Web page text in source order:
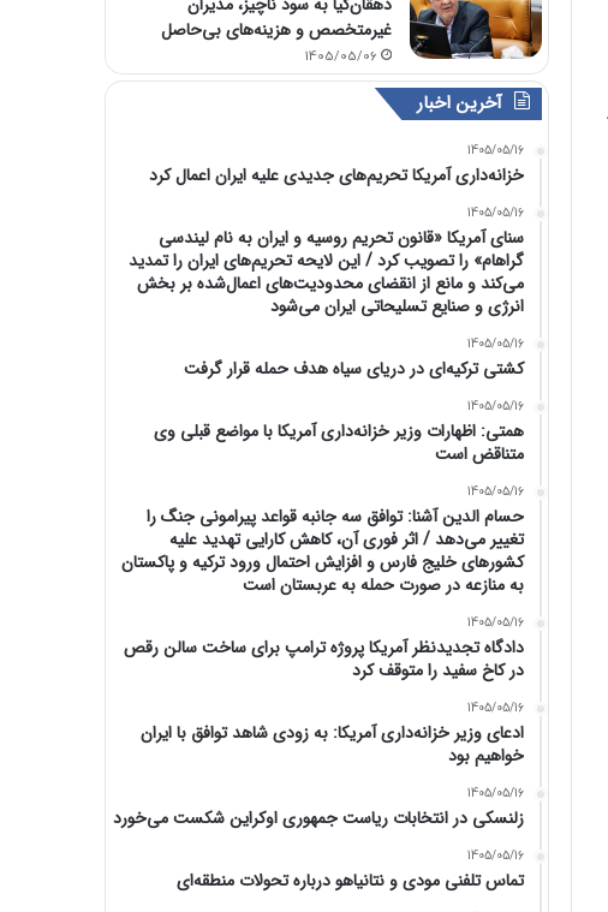
دهقان‌کیا به سود ناچیز، مدیران
غیرمتخصص و هزینه‌های بی‌حاصل
1405/05/06
آخرین اخبار
1405/05/16
خزانه‌داری آمریکا تحریم‌های جدیدی علیه ایران اعمال کرد
1405/05/16
سنای آمریکا «قانون تحریم روسیه و ایران به نام لیندسی
گراهام» را تصویب کرد / این لایحه تحریم‌های ایران را تمدید
می‌کند و مانع از انقضای محدودیت‌های اعمال‌شده بر بخش
انرژی و صنایع تسلیحاتی ایران می‌شود
1405/05/16
کشتی ترکیه‌ای در دریای سیاه هدف حمله قرار گرفت
1405/05/16
همتی: اظهارات وزیر خزانه‌داری آمریکا با مواضع قبلی وی
متناقض است
1405/05/16
حسام الدین آشنا: توافق سه جانبه قواعد پیرامونی جنگ را
تغییر می‌دهد / اثر فوری آن، کاهش کارایی تهدید علیه
کشور‌های خلیج فارس و افزایش احتمال ورود ترکیه و پاکستان
به منازعه در صورت حمله به عربستان است
1405/05/16
دادگاه تجدیدنظر آمریکا پروژه ترامپ برای ساخت سالن رقص
در کاخ سفید را متوقف کرد
1405/05/16
ادعای وزیر خزانه‌داری آمریکا: به زودی شاهد توافق با ایران
خواهیم بود
1405/05/16
زلنسکی در انتخابات ریاست جمهوری اوکراین شکست می‌خورد
1405/05/16
تماس تلفنی مودی و نتانیاهو درباره تحولات منطقه‌ای